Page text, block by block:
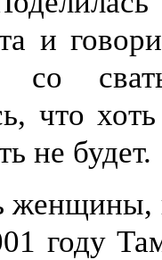
и
со
что
не будет.
женщины,
году